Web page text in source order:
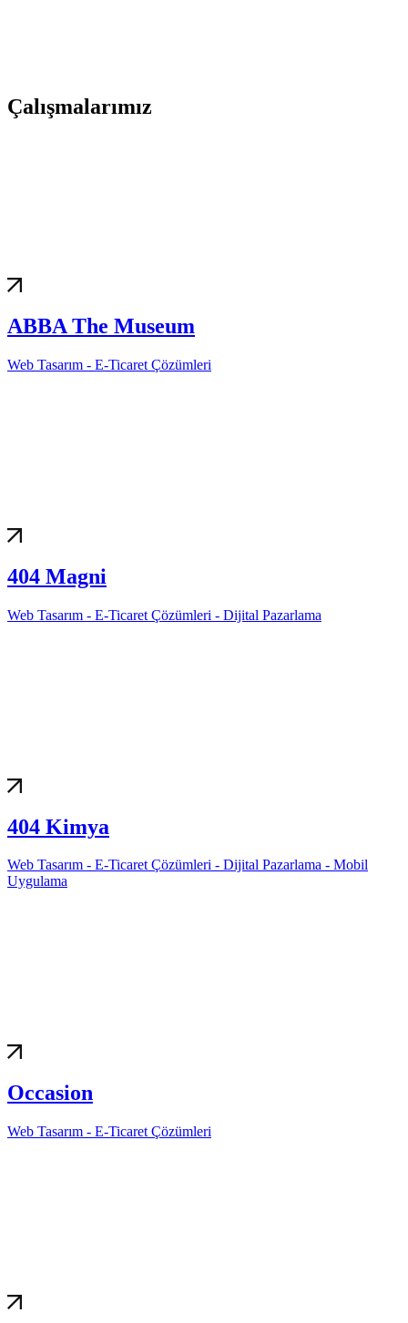
Çalışmalarımız
ABBA The Museum
Web Tasarım - E-Ticaret Çözümleri
404 Magni
Web Tasarım - E-Ticaret Çözümleri - Dijital Pazarlama
404 Kimya
Web Tasarım - E-Ticaret Çözümleri - Dijital Pazarlama - Mobil
Uygulama
Occasion
Web Tasarım - E-Ticaret Çözümleri